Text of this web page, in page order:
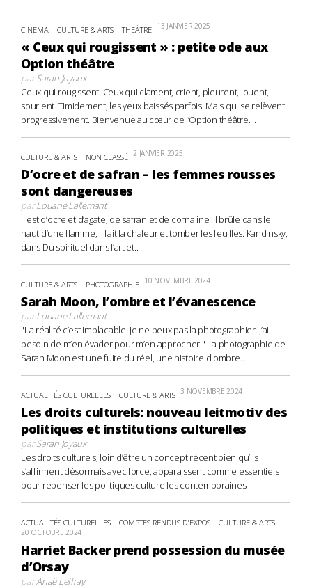
CINÉMA CULTURE & ARTS THÉÂTRE 13 JANVIER 2025
« Ceux qui rougissent » : petite ode aux
Option théâtre
parSarah Joyaux
Ceux qui rougissent. Ceux qui clament, crient, pleurent, jouent,
sourient. Timidement, les yeux baissés parfois. Mais qui se relèvent
progressivement. Bienvenue au cœur de l’Option théâtre....
CULTURE & ARTS NON CLASSÉ 2 JANVIER 2025
D’ocre et de safran – les femmes rousses
sont dangereuses
parLouane Lallemant
Il est d’ocre et d’agate, de safran et de cornaline. Il brûle dans le
haut d’une flamme, il fait la chaleur et tomber les feuilles. Kandinsky,
dans Du spirituel dans l’art et...
CULTURE & ARTS PHOTOGRAPHIE 10 NOVEMBRE 2024
Sarah Moon, l’ombre et l’évanescence
parLouane Lallemant
"La réalité c’est implacable. Je ne peux pas la photographier. J’ai
besoin de m’en évader pour m’en approcher." La photographie de
Sarah Moon est une fuite du réel, une histoire d'ombre...
ACTUALITÉS CULTURELLES CULTURE & ARTS 3 NOVEMBRE 2024
Les droits culturels: nouveau leitmotiv des
politiques et institutions culturelles
parSarah Joyaux
Les droits culturels, loin d’être un concept récent bien qu’ils
s’affirment désormais avec force, apparaissent comme essentiels
pour repenser les politiques culturelles contemporaines....
ACTUALITÉS CULTURELLES COMPTES RENDUS D'EXPOS CULTURE & ARTS
20 OCTOBRE 2024
Harriet Backer prend possession du musée
d’Orsay
parAnaë Leffray